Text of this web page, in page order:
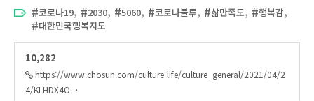
코로나19, 2030, 5060, 코로나블루, 삶만족도, 행복감,
대한민국행복지도
10,282
https://www.chosun.com/culture-life/culture_general/2021/04/2
4/KLHDX4O…